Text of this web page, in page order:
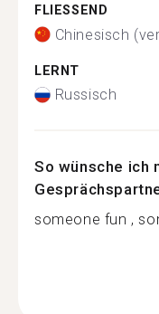
FLIESSEND
Chinesisch
LERNT
Russisch
So wünsche ich
someone fun ,